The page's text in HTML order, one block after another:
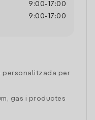
9:00- 17:00
9:00- 17:00
personalitzada per
gas i productes